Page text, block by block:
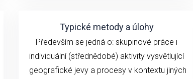
Typické metody a úlohy
Především se jedná o: skupinové práce i
individuální (střednědobé) aktivity vysvětlující
geografické jevy a procesy v kontextu jiných